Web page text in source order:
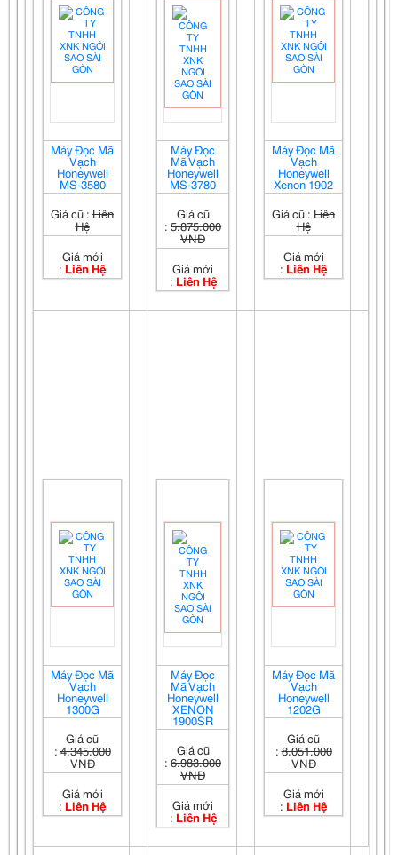
Máy Đọc Mã
Vạch
Honeywell
MS-3580
Giá cũ : Liên
Hệ
Giá mới
: Liên Hệ
Máy Đọc
Mã Vạch
Honeywell
MS-3780
Giá cũ
: 5.875.000
VNĐ
Giá mới
: Liên Hệ
Máy Đọc Mã
Vạch
Honeywell
Xenon 1902
Giá cũ : Liên
Hệ
Giá mới
: Liên Hệ
Máy Đọc Mã
Vạch
Honeywell
1300G
Giá cũ
:4.345.000
VNĐ
Giá mới
: Liên Hệ
Máy Đọc
Mã Vạch
Honeywell
XENON
1900SR
Giá cũ
: 6.983.000
VNĐ
Giá mới
: Liên Hệ
Máy Đọc Mã
Vạch
Honeywell
1202G
Giá cũ
:8.051.000
VNĐ
Giá mới
: Liên Hệ